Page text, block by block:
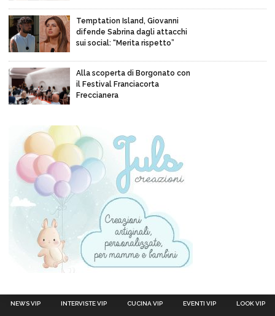
Temptation Island, Giovanni
difende Sabrina dagli attacchi
sui social: “Merita rispetto”
Alla scoperta di Borgonato con
il Festival Franciacorta
Freccianera
NEWS VIP INTERVISTE VIP CUCINA VIP EVENTI VIP LOOK VIP